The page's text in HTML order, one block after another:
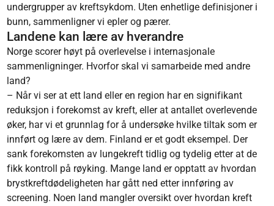
undergrupper av kreftsykdom. Uten enhetlige definisjoner i
bunn, sammenligner vi epler og pærer.
Landene kan lære av hverandre
Norge scorer høyt på overlevelse i internasjonale
sammenligninger. Hvorfor skal vi samarbeide med andre
land?
– Når vi ser at ett land eller en region har en signifikant
reduksjon i forekomst av kreft, eller at antallet overlevende
øker, har vi et grunnlag for å undersøke hvilke tiltak som er
innført og lære av dem. Finland er et godt eksempel. Der
sank forekomsten av lungekreft tidlig og tydelig etter at de
fikk kontroll på røyking. Mange land er opptatt av hvordan
brystkreftdødeligheten har gått ned etter innføring av
screening. Noen land mangler oversikt over hvordan kreft